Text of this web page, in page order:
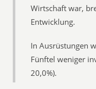
Wirtschaft war,
Entwicklung.
In Ausrüstungen
Fünftel weniger
20,0%).